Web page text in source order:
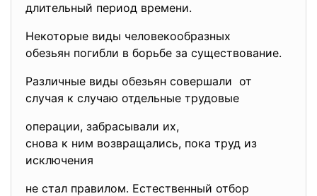
длительный период времени.
Некоторые виды человекообразных
обезьян погибли в борьбе за существование.
Различные виды обезьян совершали от
случая к случаю отдельные трудовые
операции, забрасывали их,
снова к ним возвращались, пока труд из
исключения
не стал правилом. Естественный отбор